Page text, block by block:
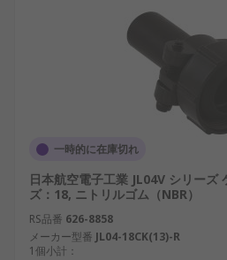
産業ロボット：稼働部のケ
り、長時間の安定動作を実
再生可能エネルギー装置
力発電制御盤のケーブル接
：振動や衝
ーブルや制御線の安全性を
サーバーや基地局などで使
DIY・ホビー用途
作などで、耐久性の高い接
一時的に在庫切れ
日本航空電子工業 JL04V シリーズ
ズ：18, ニトリルゴム（NBR）
RS品番 626-8858
メーカー型番 JL04-18CK(13)-R
1個小計：